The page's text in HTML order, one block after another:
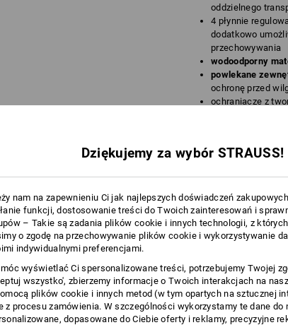
oddzielnego
4 płynnie
dodatkowo
przechowywania
wodoodporny
powlekane
ochronę przed
ochraniacze z
Wymiary: ok. 350
1. Materiał wierzchni 100
2. Materiał wierzchni
Podszewka 100 %
Nie prać
Nie suszyć w
Nie czyścić na
więcej
Dziękujemy za wybór STRAUSS!
nam na zapewnieniu Ci jak najlepszych doświadczeń
funkcji, dostosowanie treści do Twoich zainteresowań i
– Takie są zadania plików cookie i innych technologii, z
o zgodę na przechowywanie plików cookie i wykorzystywanie
indywidualnymi preferencjami.
móc wyświetlać Ci spersonalizowane treści, potrzebujemy Twojej
wszystko', zbierzemy informacje o Twoich interakcjach na
plików cookie i innych metod (w tym opartych na sztucznej
z procesu zamówienia. W szczególności wykorzystamy te dane
dopasowane do Ciebie oferty i reklamy, precyzyjne